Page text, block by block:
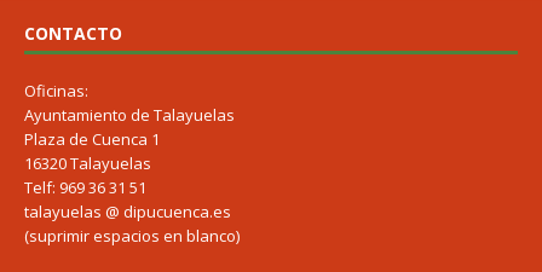
CONTACTO
Oficinas:
Ayuntamiento de Talayuelas
Plaza de Cuenca 1
16320 Talayuelas
Telf: 969 36 31 51
talayuelas @ dipucuenca.es
(suprimir espacios en blanco)